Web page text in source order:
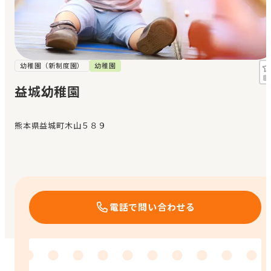
見学日記
メッセージ
おすすめの園
エンクルの特徴と活用方法
幼稚園（新制度園） 幼稚園
益城幼稚園
熊本県益城町木山５８９
電話で問い合わせる